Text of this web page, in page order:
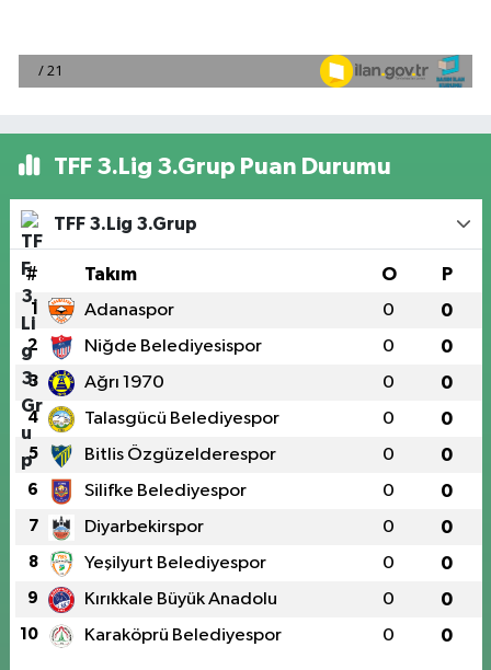
TFF 3.Lig 3.Grup Puan Durumu
TFF 3.Lig 3.Grup
# Takım O P
1 Adanaspor 0 0
2 Niğde Belediyesispor 0 0
3 Ağrı 1970 0 0
4 Talasgücü Belediyespor 0 0
5 Bitlis Özgüzelderespor 0 0
6 Silifke Belediyespor 0 0
7 Diyarbekirspor 0 0
8 Yeşilyurt Belediyespor 0 0
9 Kırıkkale Büyük Anadolu 0 0
10 Karaköprü Belediyespor 0 0